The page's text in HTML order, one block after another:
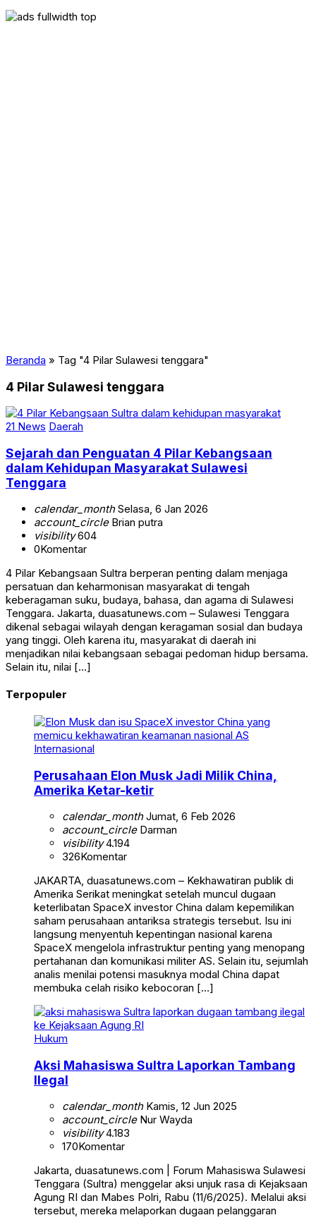
Beranda » Tag "4 Pilar Sulawesi tenggara"
4 Pilar Sulawesi tenggara
21 News Daerah
Sejarah dan Penguatan 4 Pilar Kebangsaan
dalam Kehidupan Masyarakat Sulawesi
Tenggara
calendar_monthSelasa, 6 Jan 2026
account_circleBrian putra
visibility604
0Komentar
4 Pilar Kebangsaan Sultra berperan penting dalam menjaga
persatuan dan keharmonisan masyarakat di tengah
keberagaman suku, budaya, bahasa, dan agama di Sulawesi
Tenggara. Jakarta, duasatunews.com – Sulawesi Tenggara
dikenal sebagai wilayah dengan keragaman sosial dan budaya
yang tinggi. Oleh karena itu, masyarakat di daerah ini
menjadikan nilai kebangsaan sebagai pedoman hidup bersama.
Selain itu, nilai […]
Terpopuler
Internasional
Perusahaan Elon Musk Jadi Milik China,
Amerika Ketar-ketir
calendar_monthJumat, 6 Feb 2026
account_circleDarman
visibility4.194
326Komentar
JAKARTA, duasatunews.com – Kekhawatiran publik di
Amerika Serikat meningkat setelah muncul dugaan
keterlibatan SpaceX investor China dalam kepemilikan
saham perusahaan antariksa strategis tersebut. Isu ini
langsung menyentuh kepentingan nasional karena
SpaceX mengelola infrastruktur penting yang menopang
pertahanan dan komunikasi militer AS. Selain itu, sejumlah
analis menilai potensi masuknya modal China dapat
membuka celah risiko kebocoran […]
Hukum
Aksi Mahasiswa Sultra Laporkan Tambang
Ilegal
calendar_monthKamis, 12 Jun 2025
account_circleNur Wayda
visibility4.183
170Komentar
Jakarta, duasatunews.com | Forum Mahasiswa Sulawesi
Tenggara (Sultra) menggelar aksi unjuk rasa di Kejaksaan
Agung RI dan Mabes Polri, Rabu (11/6/2025). Melalui aksi
tersebut, mereka melaporkan dugaan pelanggaran